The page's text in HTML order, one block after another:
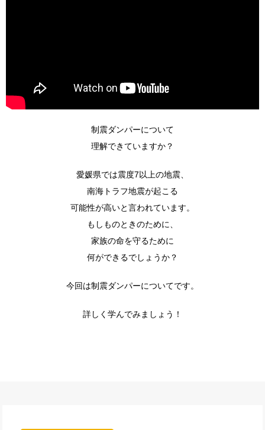
制震ダンパーについて
理解できていますか？
愛媛県では震度7以上の地震、
南海トラフ地震が起こる
可能性が高いと言われています。
もしものときのために、
家族の命を守るために
何ができるでしょうか？
今回は制震ダンパーについてです。
詳しく学んでみましょう！